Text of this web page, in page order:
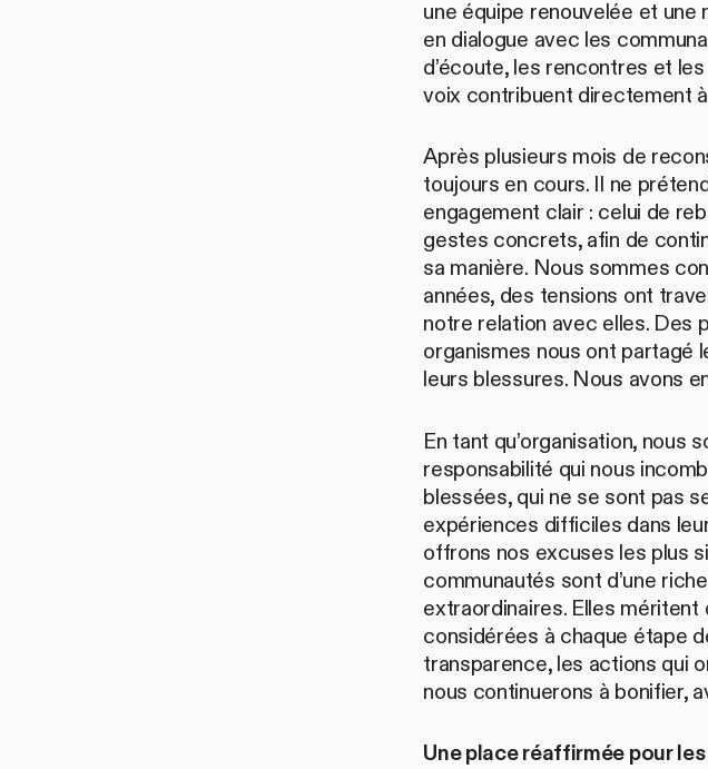
une équipe renouvelée et une
en dialogue avec les
d’écoute, les rencontres et
voix contribuent directement
Après plusieurs mois de
toujours en cours. Il ne
engagement clair : celui de
gestes concrets, afin de
sa manière. Nous sommes
années, des tensions ont
notre relation avec elles. Des
organismes nous ont partagé
leurs blessures. Nous avons
En tant qu’organisation, nous
responsabilité qui nous
blessées, qui ne se sont pas
expériences difficiles dans
offrons nos excuses les plus
communautés sont d’une
extraordinaires. Elles
considérées à chaque étape
transparence, les actions qui
nous continuerons à bonifier,
Une place réaffirmée pour